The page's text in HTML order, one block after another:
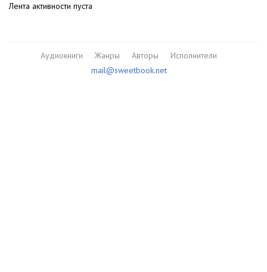
Лента активности пуста
Аудиокниги Жанры Авторы
Исполнители
mail@sweetbook.net